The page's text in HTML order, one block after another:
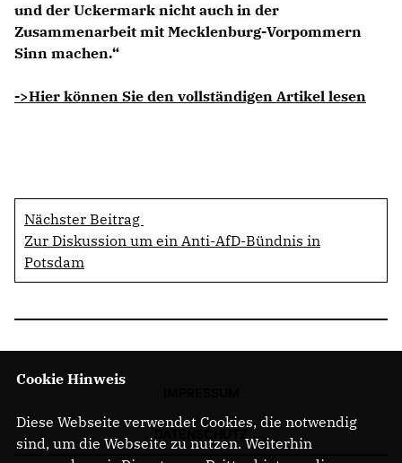
und der Uckermark nicht auch in der
Zusammenarbeit mit Mecklenburg-Vorpommern
Sinn machen.“
->Hier können Sie den vollständigen Artikel lesen
Nächster Beitrag
Zur Diskussion um ein Anti-AfD-Bündnis in
Potsdam
Cookie Hinweis
Diese Webseite verwendet Cookies, die notwendig
sind, um die Webseite zu nutzen. Weiterhin